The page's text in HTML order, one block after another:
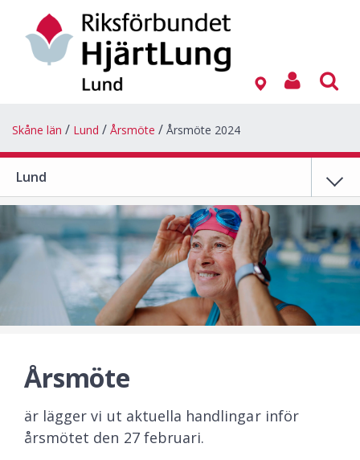
Skåne län Lund Årsmöte Årsmöte 2024
Lund
Årsmöte
är lägger vi ut aktuella handlingar inför
årsmötet den 27 februari.